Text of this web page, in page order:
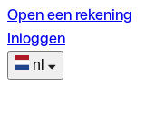
Open een rekening
Inloggen
nl